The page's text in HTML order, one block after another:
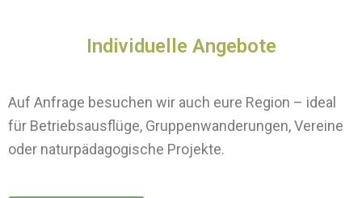
Individuelle Angebote
Auf Anfrage besuchen wir auch eure Region – ideal
für Betriebsausflüge, Gruppenwanderungen, Vereine
oder naturpädagogische Projekte.